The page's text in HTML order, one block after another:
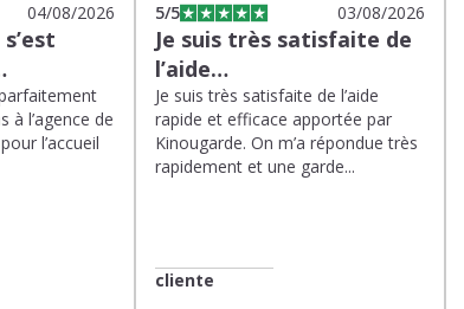
04/08/2026
à l’agence de
l’accueil
5/5 03/08/2026
Je suis très satisfaite de
l’aide…
Je suis très satisfaite de l’aide
rapide et efficace apportée par
Kinougarde. On m’a répondue très
rapidement et une garde...
cliente